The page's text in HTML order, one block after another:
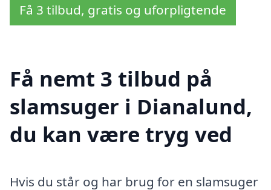
Få 3 tilbud, gratis og uforpligtende
Få nemt 3 tilbud på
slamsuger i Dianalund,
du kan være tryg ved
Hvis du står og har brug for en slamsuger